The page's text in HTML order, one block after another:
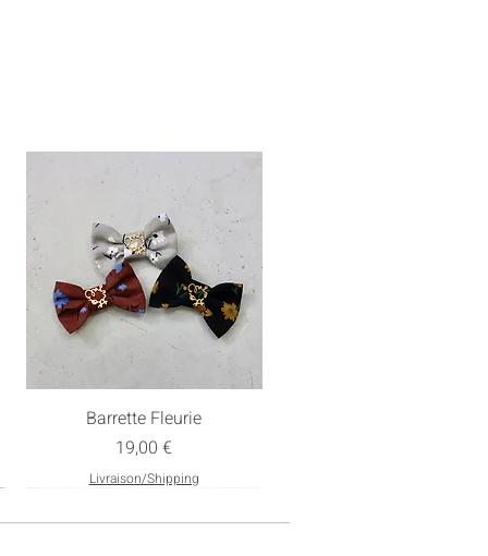
Barrette Fleurie
Prix
19,00 €
Livraison/Shipping